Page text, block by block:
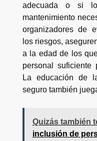
adecuada o si
mantenimiento
organizadores de
los riesgos,
a la edad de los
personal suficiente
La educación de
seguro también
Quizás también
inclusión de